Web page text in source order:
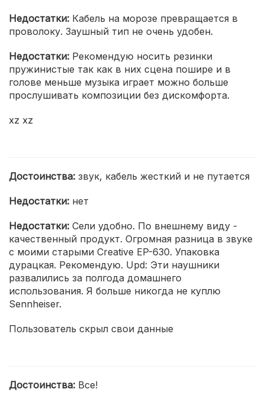
Недостатки: Кабель на морозе превращается в
проволоку. Заушный тип не очень удобен.
Недостатки: Рекомендую носить резинки
пружинистые так как в них сцена пошире и в
голове меньше музыка играет можно больше
прослушивать композиции без дискомфорта.
xz xz
Достоинства: звук, кабель жесткий и не путается
Недостатки: нет
Недостатки: Сели удобно. По внешнему виду -
качественный продукт. Огромная разница в звуке
с моими старыми Creative EP-630. Упаковка
дурацкая. Рекомендую. Upd: Эти наушники
развалились за полгода домашнего
использования. Я больше никогда не куплю
Sennheiser.
Пользователь скрыл свои данные
Достоинства: Все!